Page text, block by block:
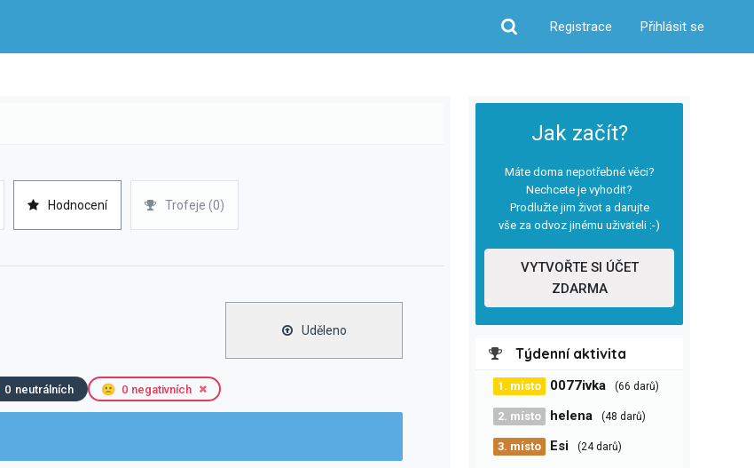
Hledat
Registrace Přihlásit se
Jak začít?
Máte doma nepotřebné věci?
Nechcete je vyhodit?
Prodlužte jim život a darujte
vše za odvoz jinému uživateli :-)
VYTVOŘTE SI ÚČET
ZDARMA
Týdenní aktivita
1. místo 0077ivka (66 darů)
2. místo helena (48 darů)
3. místo Esi (24 darů)
Hodnocení Trofeje (0)
Uděleno
0 neutrálních 🙁 0 negativních